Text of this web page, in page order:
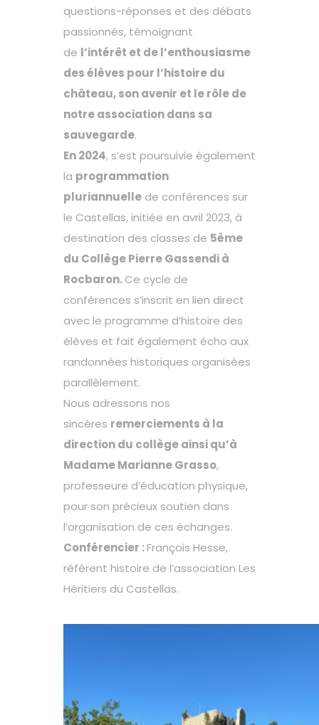
questions-réponses et des débats
passionnés, témoignant
de l’intérêt et de l’enthousiasme
des élèves pour l’histoire du
château, son avenir et le rôle de
notre association dans sa
sauvegarde.
En 2024, s’est poursuivie également
la programmation
pluriannuelle de conférences sur
le Castellas, initiée en avril 2023, à
destination des classes de 5ème
du Collège Pierre Gassendi à
Rocbaron.Ce cycle de
conférences s’inscrit en lien direct
avec le programme d’histoire des
élèves et fait également écho aux
randonnées historiques organisées
parallèlement.
Nous adressons nos
sincères remerciements à la
direction du collège ainsi qu’à
Madame Marianne Grasso,
professeure d’éducation physique,
pour son précieux soutien dans
l’organisation de ces échanges.
Conférencier :François Hesse,
référent histoire de l’association Les
Héritiers du Castellas.